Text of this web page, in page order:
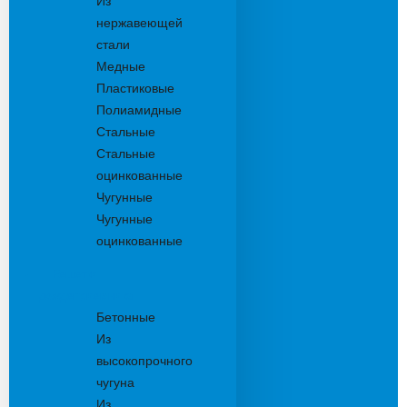
нержавеющей
стали
Медные
Пластиковые
Полиамидные
Стальные
Стальные
оцинкованные
Чугунные
Чугунные
оцинкованные
Бетонные
Из
высокопрочного
чугуна